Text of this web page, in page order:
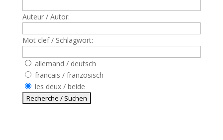
Auteur / Autor:
Mot clef / Schlagwort:
allemand / deutsch
francais / französisch
les deux / beide